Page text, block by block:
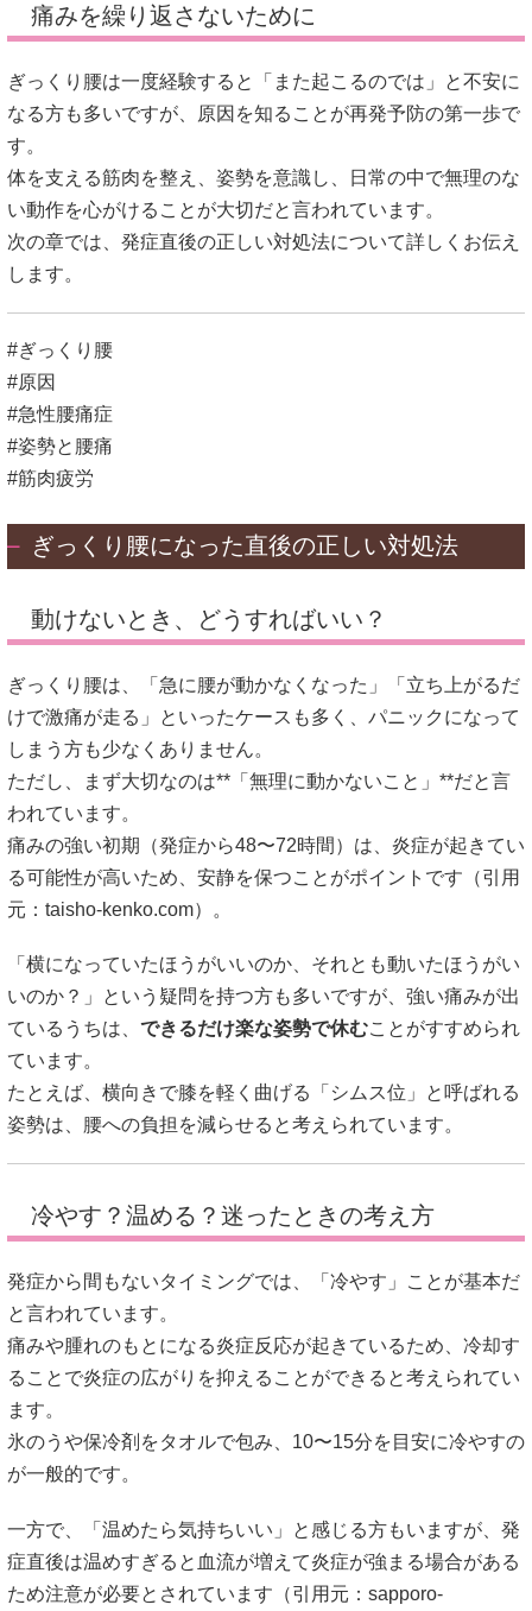
痛みを繰り返さないために
ぎっくり腰は一度経験すると「また起こるのでは」と不安に
なる方も多いですが、原因を知ることが再発予防の第一歩で
す。
体を支える筋肉を整え、姿勢を意識し、日常の中で無理のな
い動作を心がけることが大切だと言われています。
次の章では、発症直後の正しい対処法について詳しくお伝え
します。
#ぎっくり腰
#原因
#急性腰痛症
#姿勢と腰痛
#筋肉疲労
ぎっくり腰になった直後の正しい対処法
動けないとき、どうすればいい？
ぎっくり腰は、「急に腰が動かなくなった」「立ち上がるだ
けで激痛が走る」といったケースも多く、パニックになって
しまう方も少なくありません。
ただし、まず大切なのは**「無理に動かないこと」**だと言
われています。
痛みの強い初期（発症から48〜72時間）は、炎症が起きてい
る可能性が高いため、安静を保つことがポイントです（引用
元： taisho-kenko.com）。
「横になっていたほうがいいのか、それとも動いたほうがい
いのか？」という疑問を持つ方も多いですが、強い痛みが出
ているうちは、 できるだけ楽な姿勢で休むことがすすめられ
ています。
たとえば、横向きで膝を軽く曲げる「シムス位」と呼ばれる
姿勢は、腰への負担を減らせると考えられています。
冷やす？温める？迷ったときの考え方
発症から間もないタイミングでは、「冷やす」ことが基本だ
と言われています。
痛みや腫れのもとになる炎症反応が起きているため、冷却す
ることで炎症の広がりを抑えることができると考えられてい
ます。
氷のうや保冷剤をタオルで包み、10〜15分を目安に冷やすの
が一般的です。
一方で、「温めたら気持ちいい」と感じる方もいますが、発
症直後は温めすぎると血流が増えて炎症が強まる場合がある
ため注意が必要とされています（引用元： sapporo-